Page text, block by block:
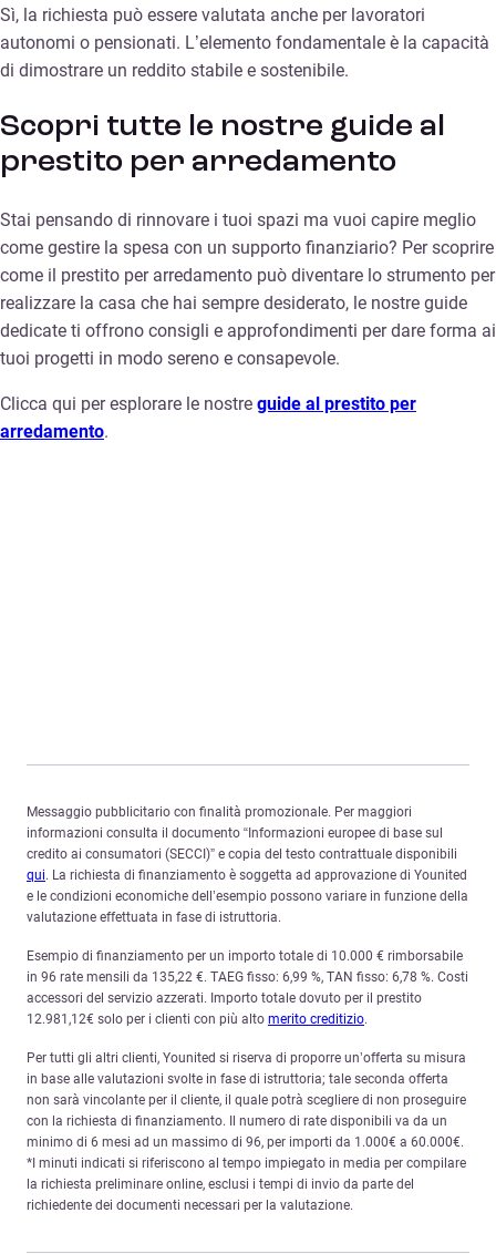
Sì, la richiesta può essere valutata anche per lavoratori
autonomi o pensionati. L’elemento fondamentale è la capacità
di dimostrare un reddito stabile e sostenibile.
Scopri tutte le nostre guide al
prestito per arredamento
Stai pensando di rinnovare i tuoi spazi ma vuoi capire meglio
come gestire la spesa con un supporto finanziario? Per scoprire
come il prestito per arredamento può diventare lo strumento per
realizzare la casa che hai sempre desiderato, le nostre guide
dedicate ti offrono consigli e approfondimenti per dare forma ai
tuoi progetti in modo sereno e consapevole.
Clicca qui per esplorare le nostre guide al prestito per
arredamento.
Messaggio pubblicitario con finalità promozionale. Per maggiori
informazioni consulta il documento “Informazioni europee di base sul
credito ai consumatori (SECCI)” e copia del testo contrattuale disponibili
qui. La richiesta di finanziamento è soggetta ad approvazione di Younited
e le condizioni economiche dell’esempio possono variare in funzione della
valutazione effettuata in fase di istruttoria.
Esempio di finanziamento per un importo totale di 10.000 € rimborsabile
in 96 rate mensili da 135,22 €. TAEG fisso: 6,99 %, TAN fisso: 6,78 %. Costi
accessori del servizio azzerati. Importo totale dovuto per il prestito
12.981,12€ solo per i clienti con più alto merito creditizio.
Per tutti gli altri clienti, Younited si riserva di proporre un’offerta su misura
in base alle valutazioni svolte in fase di istruttoria; tale seconda offerta
non sarà vincolante per il cliente, il quale potrà scegliere di non proseguire
con la richiesta di finanziamento. Il numero di rate disponibili va da un
minimo di 6 mesi ad un massimo di 96, per importi da 1.000€ a 60.000€.
*I minuti indicati si riferiscono al tempo impiegato in media per compilare
la richiesta preliminare online, esclusi i tempi di invio da parte del
richiedente dei documenti necessari per la valutazione.